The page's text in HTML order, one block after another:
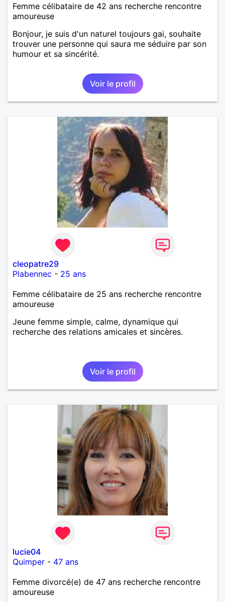
Femme célibataire de 42 ans recherche rencontre
amoureuse
Bonjour, je suis d'un naturel toujours gai, souhaite
trouver une personne qui saura me séduire par son
humour et sa sincérité.
Voir le profil
cleopatre29
Plabennec - 25 ans
Femme célibataire de 25 ans recherche rencontre
amoureuse
Jeune femme simple, calme, dynamique qui
recherche des relations amicales et sincères.
Voir le profil
lucie04
Quimper - 47 ans
Femme divorcé(e) de 47 ans recherche rencontre
amoureuse